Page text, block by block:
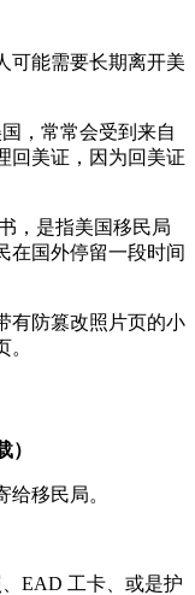
可能需要长期离开美
，常常会受到来自
回美证，因为回美证
，是指美国移民局
在国外停留一段时间
防篡改照片页的小
）
移民局。
EAD 工卡、或是护